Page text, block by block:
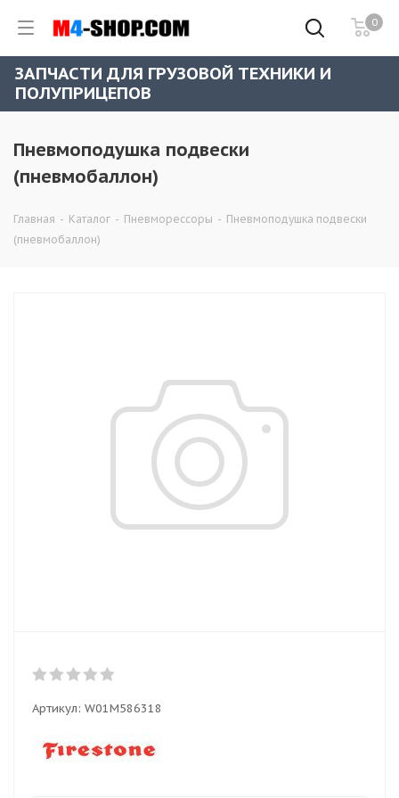
0
ЗАПЧАСТИ ДЛЯ ГРУЗОВОЙ ТЕХНИКИ И
ПОЛУПРИЦЕПОВ
Пневмоподушка подвески
(пневмобаллон)
Главная - Каталог - Пневморессоры - Пневмоподушка подвески
(пневмобаллон)
Артикул: W01M586318